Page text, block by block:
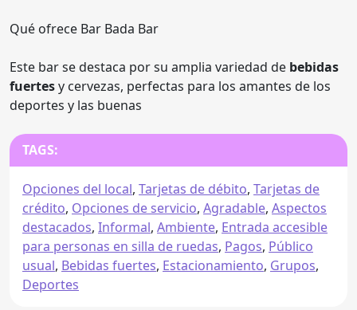
Qué ofrece Bar Bada Bar
Este bar se destaca por su amplia variedad de bebidas
fuertesy cervezas, perfectas para los amantes de los
deportes y las buenas
TAGS:
Opciones del local, Tarjetas de débito, Tarjetas de
crédito, Opciones de servicio, Agradable, Aspectos
destacados, Informal, Ambiente, Entrada accesible
para personas en silla de ruedas, Pagos, Público
usual, Bebidas fuertes, Estacionamiento, Grupos,
Deportes